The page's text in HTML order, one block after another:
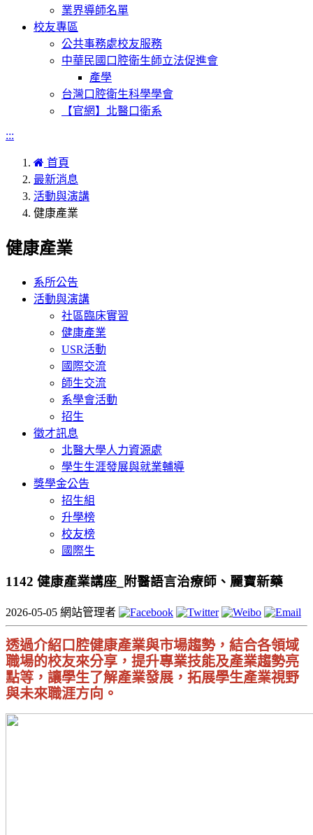
業界導師名單
校友專區
公共事務處校友服務
中華民國口腔衛生師立法促進會
產學
台灣口腔衛生科學學會
【官網】北醫口衛系
:::
首頁
最新消息
活動與演講
健康產業
健康產業
系所公告
活動與演講
社區臨床實習
健康產業
USR活動
國際交流
師生交流
系學會活動
招生
徵才訊息
北醫大學人力資源處
學生生涯發展與就業輔導
獎學金公告
招生組
升學榜
校友榜
國際生
1142 健康產業講座_附醫語言治療師、麗寶新藥
2026-05-05 網站管理者
透過介紹口腔健康產業與市場趨勢，結合各領域
職場的校友來分享，提升專業技能及產業趨勢亮
點等，讓學生了解產業發展，拓展學生產業視野
與未來職涯方向。